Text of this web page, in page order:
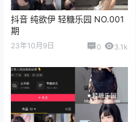
抖音 纯欲伊 轻糖乐园 NO.001
期
23年10月9日 0 3.1k